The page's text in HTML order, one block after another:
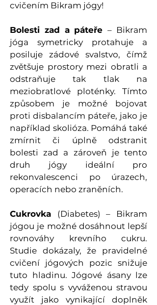
cvičením Bikram jógy!
Bolesti zad a páteře– Bikram
jóga symetricky protahuje a
posiluje zádové svalstvo, čímž
zvětšuje prostory mezi obratli a
odstraňuje tak tlak na
meziobratlové ploténky. Tímto
způsobem je možné bojovat
proti disbalancím páteře, jako je
například skolióza. Pomáhá také
zmírnit či úplně odstranit
bolesti zad a zároveň je tento
druh jógy ideální pro
rekonvalescenci po úrazech,
operacích nebo zraněních.
Cukrovka (Diabetes) – Bikram
jógou je možné dosáhnout lepší
rovnováhy krevního cukru.
Studie dokázaly, že pravidelné
cvičení jógových pozic snižuje
tuto hladinu. Jógové ásany lze
tedy spolu s vyváženou stravou
využít jako vynikající doplněk